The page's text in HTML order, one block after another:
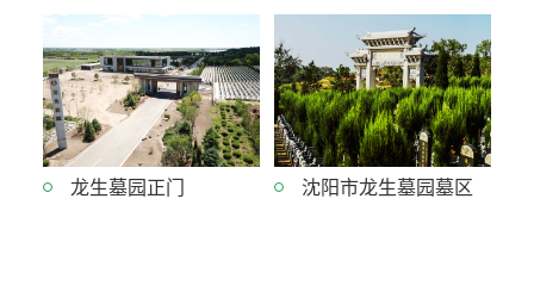
龙生墓园正门 沈阳市龙生墓园墓区